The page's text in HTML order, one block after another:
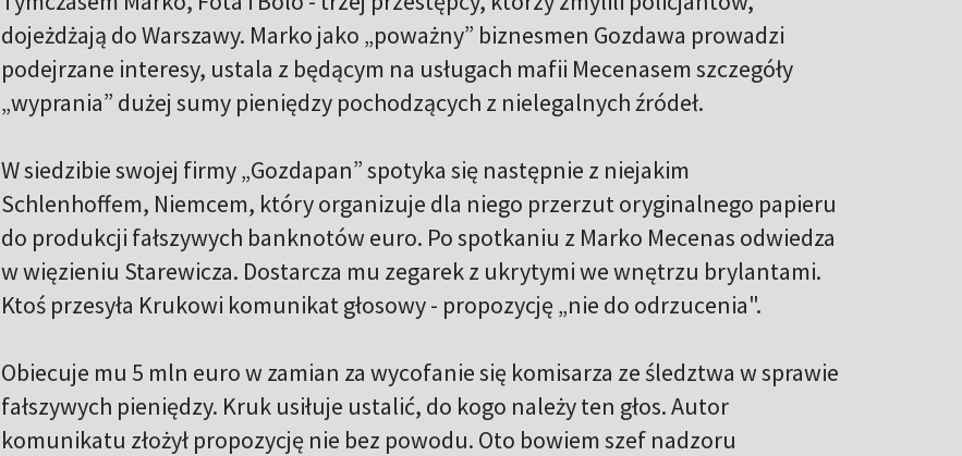
dojeżdżają do Warszawy. Marko jako „poważny” biznesmen Gozdawa prowadzi
podejrzane interesy, ustala z będącym na usługach mafii Mecenasem szczegóły
„wyprania” dużej sumy pieniędzy pochodzących z nielegalnych źródeł.
W siedzibie swojej firmy „Gozdapan” spotyka się następnie z niejakim
Schlenhoffem, Niemcem, który organizuje dla niego przerzut oryginalnego papieru
do produkcji fałszywych banknotów euro. Po spotkaniu z Marko Mecenas odwiedza
w więzieniu Starewicza. Dostarcza mu zegarek z ukrytymi we wnętrzu brylantami.
Ktoś przesyła Krukowi komunikat głosowy - propozycję „nie do odrzucenia".
Obiecuje mu 5 mln euro w zamian za wycofanie się komisarza ze śledztwa w sprawie
fałszywych pieniędzy. Kruk usiłuje ustalić, do kogo należy ten głos. Autor
komunikatu złożył propozycję nie bez powodu. Oto bowiem szef nadzoru